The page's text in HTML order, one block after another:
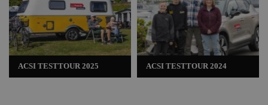
ACSI TESTTOUR 2025 ACSI TESTTOUR 2024